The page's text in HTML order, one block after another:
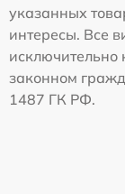
указанных
интересы. Все
исключительно
законном
1487 ГК РФ.